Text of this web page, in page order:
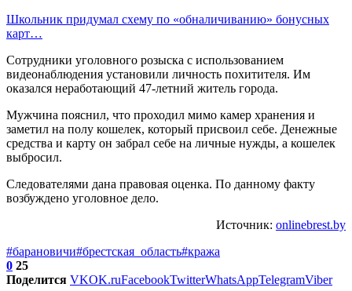
Школьник придумал схему по «обналичиванию» бонусных
карт…
Сотрудники уголовного розыска с использованием
видеонаблюдения установили личность похитителя. Им
оказался неработающий 47-летний житель города.
Мужчина пояснил, что проходил мимо камер хранения и
заметил на полу кошелек, который присвоил себе. Денежные
средства и карту он забрал себе на личные нужды, а кошелек
выбросил.
Следователями дана правовая оценка. По данному факту
возбуждено уголовное дело.
Источник: onlinebrest.by
#барановичи#брестская_область#кража
0 25
Поделится VKOK.ruFacebookTwitterWhatsAppTelegramViber